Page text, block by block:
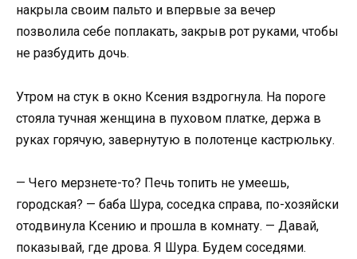
накрыла своим пальто и впервые за вечер
позволила себе поплакать, закрыв рот руками, чтобы
не разбудить дочь.
Утром на стук в окно Ксения вздрогнула. На пороге
стояла тучная женщина в пуховом платке, держа в
руках горячую, завернутую в полотенце кастрюльку.
— Чего мерзнете-то? Печь топить не умеешь,
городская? — баба Шура, соседка справа, по-хозяйски
отодвинула Ксению и прошла в комнату. — Давай,
показывай, где дрова. Я Шура. Будем соседями.